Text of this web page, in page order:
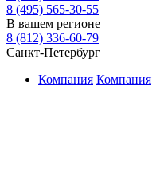
8 (495) 565-30-55
В вашем регионе
8 (812) 336-60-79
Санкт-Петербург
Компания Компания